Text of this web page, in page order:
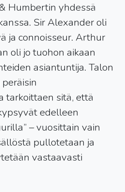
Humbertin yhdessä
Sir Alexander oli
ja connoisseur. Arthur
oli jo tuohon aikaan
asiantuntija. Talon
tarkoittaen sitä, että
edelleen
– vuosittain vain
pullotetaan ja
vastaavasti